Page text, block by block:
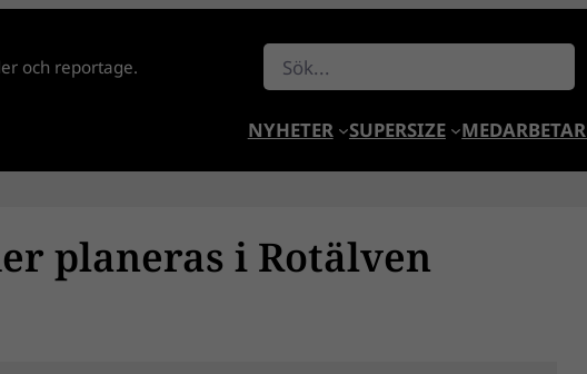
och reportage. Sök
NYHETER SUPERSIZE
planeras i Rotälven